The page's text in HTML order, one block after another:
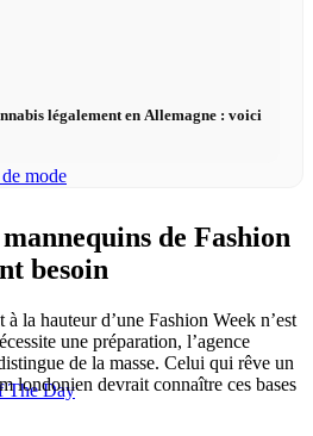
mode
The Day
légalement en Allemagne : voici
mannequins de Fashion
besoin
la hauteur d’une Fashion Week n’est
une préparation, l’agence
de la masse. Celui qui rêve un
londonien devrait connaître ces bases